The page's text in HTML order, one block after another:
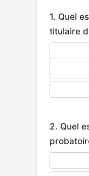
1. Quel
titulaire
2. Quel